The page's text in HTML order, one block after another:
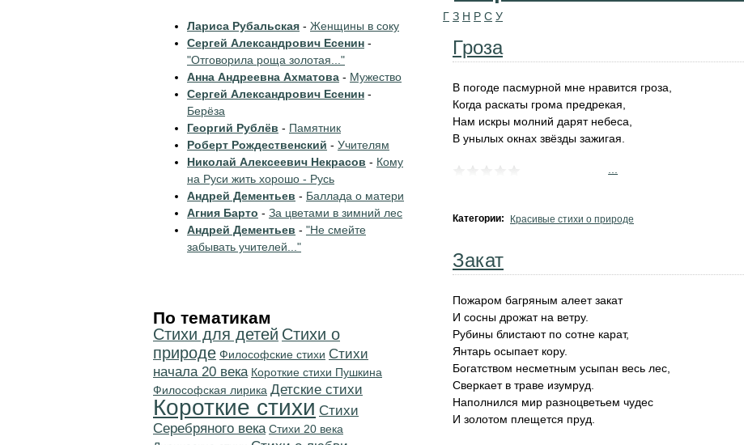
Г З Н Р С У
Гроза
В погоде пасмурной мне нравится гроза,
Когда раскаты грома предрекая,
Нам искры молний дарят небеса,
В унылых окнах звёзды зажигая.
Категории: Красивые стихи о природе
Закат
Пожаром багряным алеет закат
И сосны дрожат на ветру.
Рубины блистают по сотне карат,
Янтарь осыпает кору.
Богатством несметным усыпан весь лес,
Сверкает в траве изумруд.
Наполнился мир разноцветьем чудес
И золотом плещется пруд.
Лариса Рубальская - Женщины в соку
Сергей Александрович Есенин -
"Отговорила роща золотая..."
Анна Андреевна Ахматова - Мужество
Сергей Александрович Есенин -
Берёза
Георгий Рублёв - Памятник
Роберт Рождественский - Учителям
Николай Алексеевич Некрасов - Кому
на Руси жить хорошо - Русь
Андрей Дементьев - Баллада о матери
Агния Барто - За цветами в зимний лес
Андрей Дементьев - "Не смейте
забывать учителей..."
По тематикам
Стихи для детей Стихи о
природе Философские стихи Cтихи
начала 20 века Короткие стихи Пушкина
Философская лирика Детские стихи
Короткие стихи Cтихи
Серебряного века Стихи 20 века